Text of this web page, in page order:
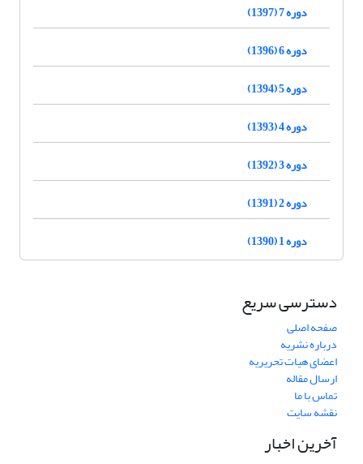
دوره 7 (1397)
دوره 6 (1396)
دوره 5 (1394)
دوره 4 (1393)
دوره 3 (1392)
دوره 2 (1391)
دوره 1 (1390)
دسترسی سریع
صفحه اصلی
درباره نشریه
اعضای هیات تحریریه
ارسال مقاله
تماس با ما
نقشه سایت
آخرین اخبار